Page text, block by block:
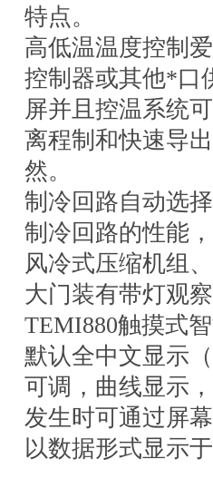
特点。
高低温温度控制
控制器或其他*口
屏并且控温系统
离程制和快速导
然。
制冷回路自动选
制冷回路的性能
风冷式压缩机组
大门装有带灯观
TEMI880触摸式
默认全中文显示
可调，曲线显示
发生时可通过屏
以数据形式显示